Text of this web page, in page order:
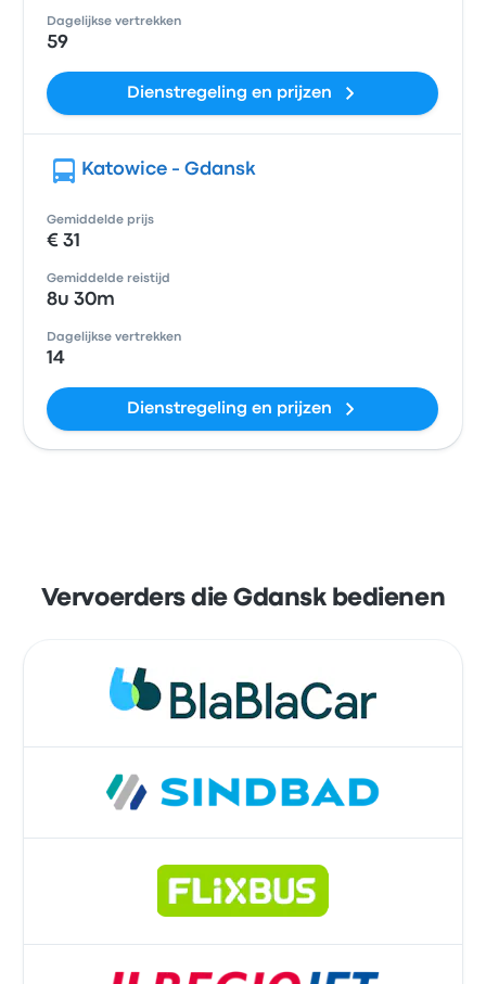
Dagelijkse vertrekken
59
Dienstregeling en prijzen
Katowice - Gdansk
Gemiddelde prijs
€ 31
Gemiddelde reistijd
8u 30m
Dagelijkse vertrekken
14
Dienstregeling en prijzen
Vervoerders die Gdansk bedienen